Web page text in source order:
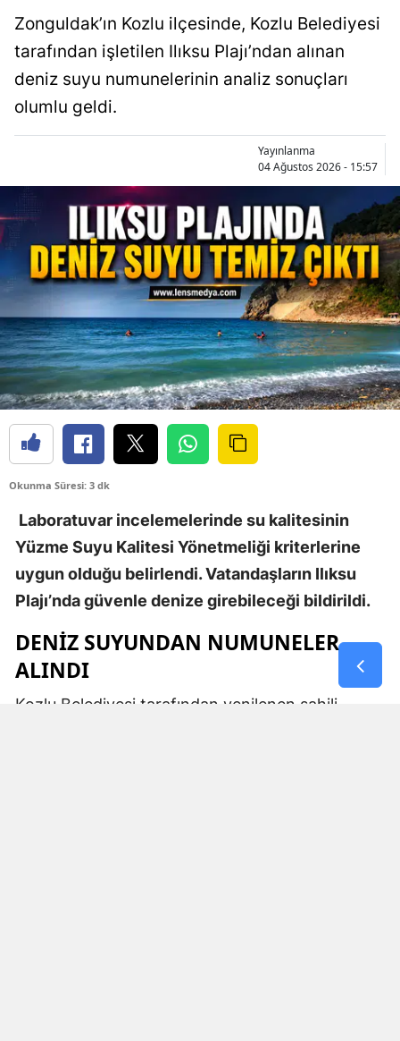
Zonguldak’ın Kozlu ilçesinde, Kozlu Belediyesi
tarafından işletilen Ilıksu Plajı’ndan alınan
deniz suyu numunelerinin analiz sonuçları
olumlu geldi.
Yayınlanma
04 Ağustos 2026 - 15:57
Okunma Süresi: 3 dk
Laboratuvar incelemelerinde su kalitesinin
Yüzme Suyu Kalitesi Yönetmeliği kriterlerine
uygun olduğu belirlendi. Vatandaşların Ilıksu
Plajı’nda güvenle denize girebileceği bildirildi.
DENİZ SUYUNDAN NUMUNELER
ALINDI
Kozlu Belediyesi tarafından yenilenen sahili,